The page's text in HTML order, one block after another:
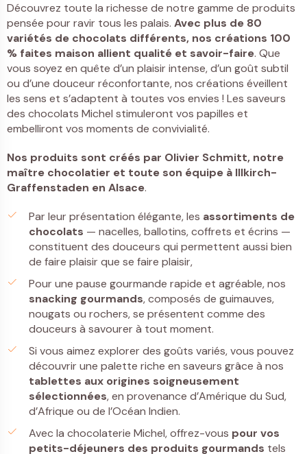
Découvrez toute la richesse de notre gamme de produits
pensée pour ravir tous les palais. Avec plus de 80
variétés de chocolats différents, nos créations 100
% faites maison allient qualité et savoir-faire. Que
vous soyez en quête d’un plaisir intense, d’un goût subtil
ou d’une douceur réconfortante, nos créations éveillent
les sens et s’adaptent à toutes vos envies ! Les saveurs
des chocolats Michel stimuleront vos papilles et
embelliront vos moments de convivialité.
Nos produits sont créés par Olivier Schmitt, notre
maître chocolatier et toute son équipe à Illkirch-
Graffenstaden en Alsace.
Par leur présentation élégante, les assortiments de
chocolats — nacelles, ballotins, coffrets et écrins —
constituent des douceurs qui permettent aussi bien
de faire plaisir que se faire plaisir,
Pour une pause gourmande rapide et agréable, nos
snacking gourmands, composés de guimauves,
nougats ou rochers, se présentent comme des
douceurs à savourer à tout moment.
Si vous aimez explorer des goûts variés, vous pouvez
découvrir une palette riche en saveurs grâce à nos
tablettes aux origines soigneusement
sélectionnées, en provenance d’Amérique du Sud,
d’Afrique ou de l’Océan Indien.
Avec la chocolaterie Michel, offrez-vous pour vos
petits-déjeuners des produits gourmands tels